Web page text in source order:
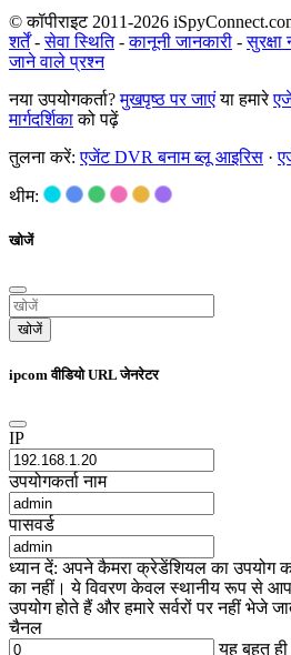
© कॉपीराइट 2011-2026
शर्तें-सेवा स्थिति-कानूनी जानकारी -सुरक्षा
जाने वाले प्रश्न
नया उपयोगकर्ता?मुखपृष्ठ पर जाएंया हमारे
मार्गदर्शिकाको पढ़ें
तुलना करें:एजेंट DVR बनाम ब्लू आइरिस ·
थीम:
खोजें
खोजें
ipcom वीडियो URL जेनरेटर
IP
उपयोगकर्ता नाम
पासवर्ड
ध्यान दें: अपने कैमरा क्रेडेंशियल का उपयोग
का नहीं। ये विवरण केवल स्थानीय रूप से
उपयोग होते हैं और हमारे सर्वरों पर नहीं भेजे
चैनल
यह बहुत